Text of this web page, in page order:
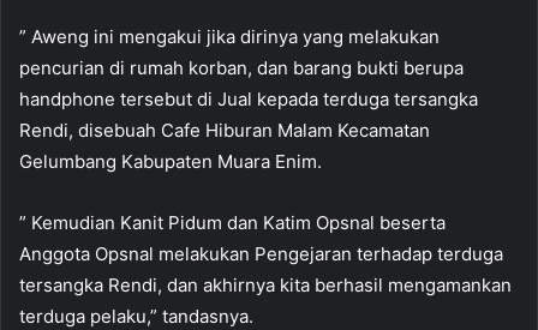
” Aweng ini mengakui jika dirinya yang melakukan
pencurian di rumah korban, dan barang bukti berupa
handphone tersebut di Jual kepada terduga tersangka
Rendi, disebuah Cafe Hiburan Malam Kecamatan
Gelumbang Kabupaten Muara Enim.
” Kemudian Kanit Pidum dan Katim Opsnal beserta
Anggota Opsnal melakukan Pengejaran terhadap terduga
tersangka Rendi, dan akhirnya kita berhasil mengamankan
terduga pelaku,” tandasnya.